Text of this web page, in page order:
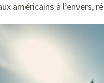
américains à l’envers,